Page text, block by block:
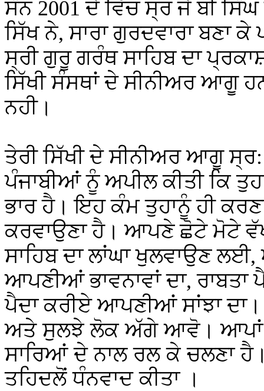
ਸੰਨ 2001 ਦੇ ਵਿੱਚ ਸ੍ਰ ਜੇ ਬੀ
ਸਿੱਖ ਨੇ,ਸਾਰਾ ਗੁਰਦਵਾਰਾ ਬਣਾ ਕੇ
ਸ੍ਰੀ ਗੁਰੂ ਗਰੰਥ ਸਾਹਿਬ ਦਾ
ਸਿੱਖੀ ਸੰਸਥਾਂ ਦੇ ਸੀਨੀਅਰ ਆਗੂ
ਨਹੀ।
ਤੇਰੀ ਸਿੱਖੀ ਦੇ ਸੀਨੀਅਰ ਆਗੂ
ਪੰਜਾਬੀਆਂ ਨੂੰ ਅਪੀਲ ਕੀਤੀ ਕਿ
ਭਾਰ ਹੈ। ਇਹ ਕੰਮ ਤੁਹਾਨੂੰ ਹੀ
ਕਰਵਾਉਣਾ ਹੈ। ਆਪਣੇ ਛੋਟੇ ਮੋਟੇ
ਸਾਹਿਬ ਦਾ ਲਾਂਘਾ ਖੁਲਵਾਉਣ
ਆਪਣੀਆਂ ਭਾਵਨਾਵਾਂ ਦਾ, ਰਾਬਤਾ
ਪੈਦਾ ਕਰੀਏ ਆਪਣੀਆਂ ਸਾਂਝਾ
ਅਤੇ ਸੁਲਝੇ ਲੋਕ ਅੱਗੇ ਆਵੋ। ਆਪਾਂ
ਸਾਰਿਆਂ ਦੇ ਨਾਲ ਰਲ ਕੇ ਚਲਣਾ
ਤਹਿਦਲੋਂ ਧੰਨਵਾਦ ਕੀਤਾ ।